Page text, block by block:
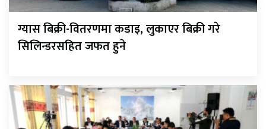
ग्यास बिक्री-वितरणमा कडाइ, लुकाएर बिक्री गरे
सिलिन्डरसहित जफत हुने